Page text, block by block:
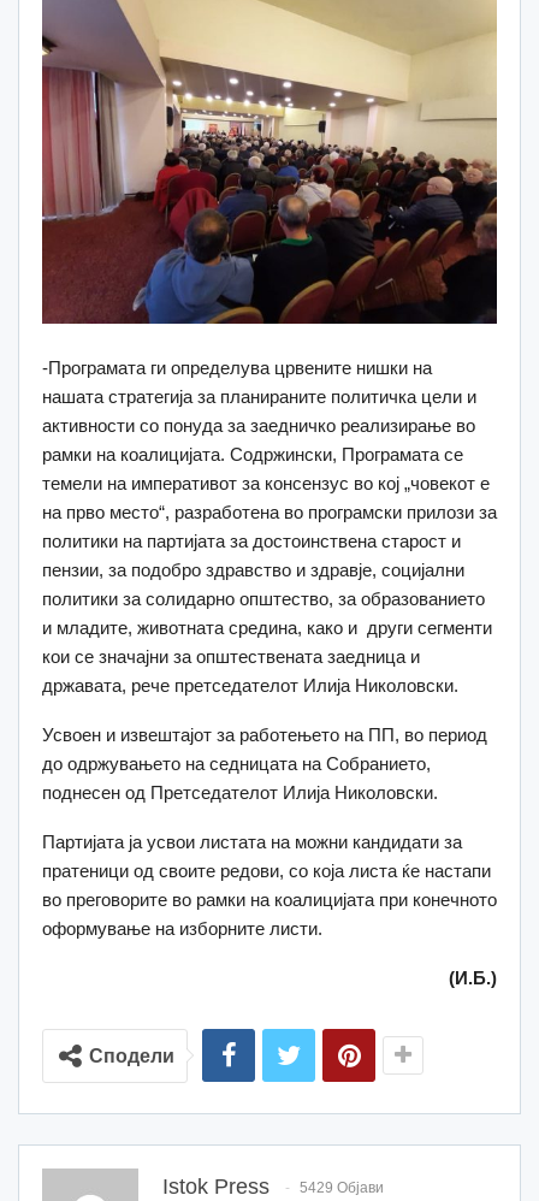
-Програмата ги определува црвените нишки на
нашата стратегија за планираните политичка цели и
активности со понуда за заедничко реализирање во
рамки на коалицијата. Содржински, Програмата се
темели на императивот за консензус во кој „човекот е
на прво место“, разработена во програмски прилози за
политики на партијата за достоинствена старост и
пензии, за подобро здравство и здравје, социјални
политики за солидарно општество, за образованието
и младите, животната средина, како и други сегменти
кои се значајни за општествената заедница и
државата, рече претседателот Илија Николовски.
Усвоен и извештајот за работењето на ПП, во период
до одржувањето на седницата на Собранието,
поднесен од Претседателот Илија Николовски.
Партијата ја усвои листата на можни кандидати за
пратеници од своите редови, со која листа ќе настапи
во преговорите во рамки на коалицијата при конечното
оформување на изборните листи.
(И.Б.)
Сподели
Istok Press 5429 Објави